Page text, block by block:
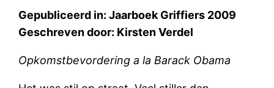
Gepubliceerd in: Jaarboek Griffiers 2009
Geschreven door: Kirsten Verdel
Opkomstbevordering a la Barack Obama